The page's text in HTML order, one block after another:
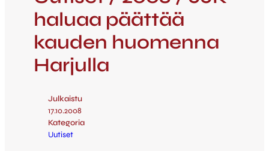
haluaa päättää
kauden huomenna
Harjulla
Julkaistu
17.10.2008
Kategoria
Uutiset